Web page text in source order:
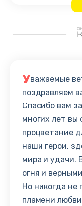
Уважаемые
поздравляем
Спасибо вам
многих лет вы
процветание
наши герои,
мира и удачи.
огня и
Но никогда не
пламени